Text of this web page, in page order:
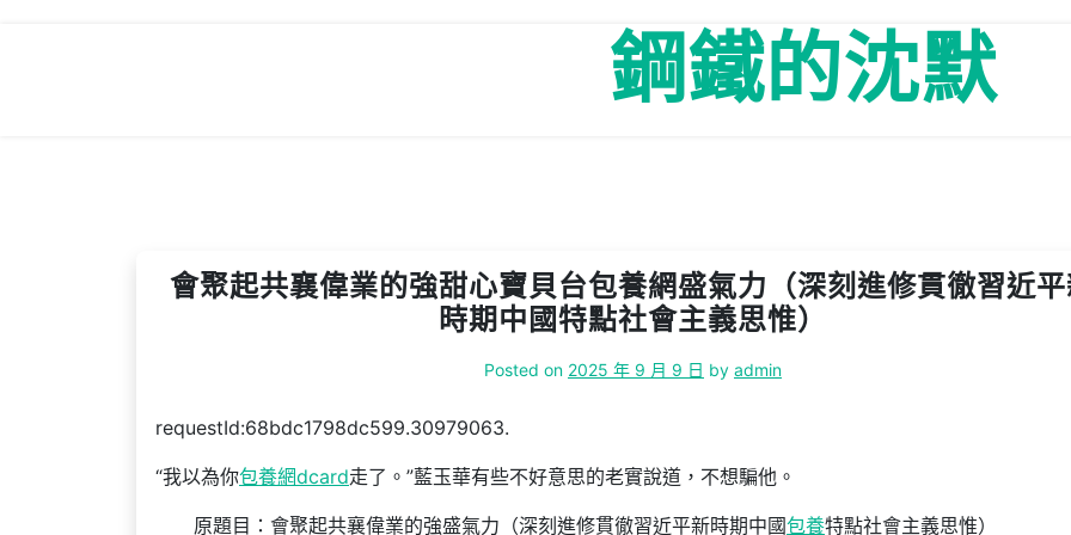
鋼鐵的沈默
會聚起共襄偉業的強甜心寶貝台包養網盛氣力（深刻進修貫徹習近
時期中國特點社會主義思惟）
Posted on 2025 年 9 月 9 日 by admin
requestId:68bdc1798dc599.30979063.
“我以為你包養網dcard走了。”藍玉華有些不好意思的老實說道，不想騙他。
原題目：會聚起共襄偉業的強盛氣力（深刻進修貫徹習近平新時期中國包養特點社會主義思惟）